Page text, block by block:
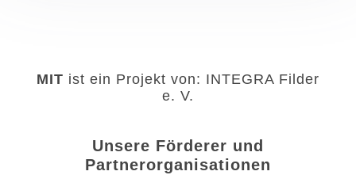
MIT ist ein Projekt von: INTEGRA Filder
e. V.
Unsere Förderer und
Partnerorganisationen